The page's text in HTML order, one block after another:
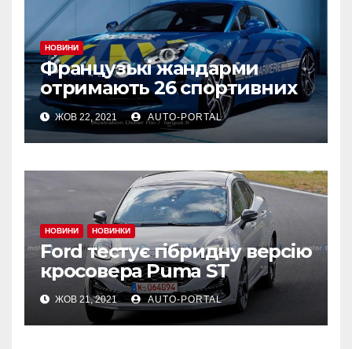
НОВИНИ
Французькі жандарми
отримають 26 спортивних
Alpine A110 для охорони
порядку
ЖОВ 22, 2021 AUTO-PORTAL
НОВИНИ НОВИНКИ
Ford тестує гібридну версію
кросовера Puma ST
ЖОВ 21, 2021 AUTO-PORTAL